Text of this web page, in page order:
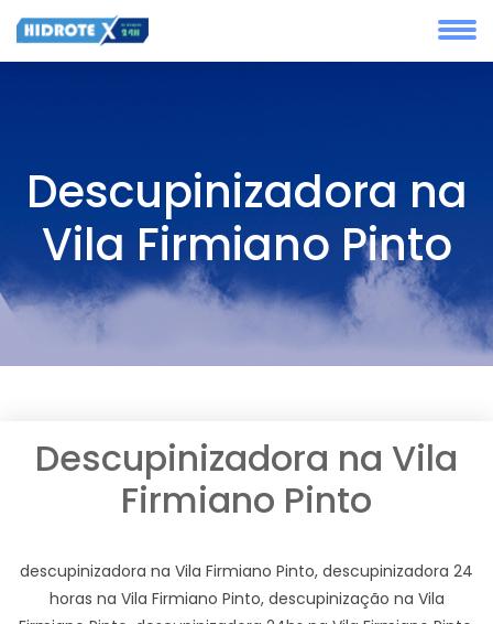
Descupinizadora na
Vila Firmiano Pinto
Descupinizadora na Vila
Firmiano Pinto
descupinizadora na Vila Firmiano Pinto, descupinizadora 24
horas na Vila Firmiano Pinto, descupinização na Vila